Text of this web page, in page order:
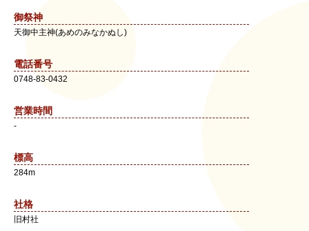
御祭神
天御中主神(あめのみなかぬし)
電話番号
0748-83-0432
営業時間
-
標高
284m
社格
旧村社